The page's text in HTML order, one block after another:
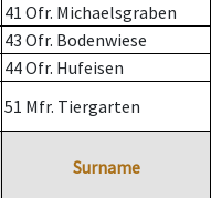
41 Ofr. Michaelsgraben
43 Ofr. Bodenwiese
44 Ofr. Hufeisen
51 Mfr. Tiergarten
Surname